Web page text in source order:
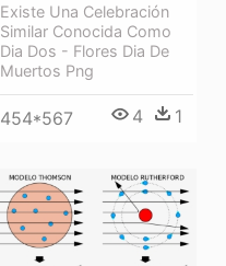
Existe Una Celebración
Similar Conocida Como
Dia Dos - Flores Dia De
Muertos Png
454*567 4 1